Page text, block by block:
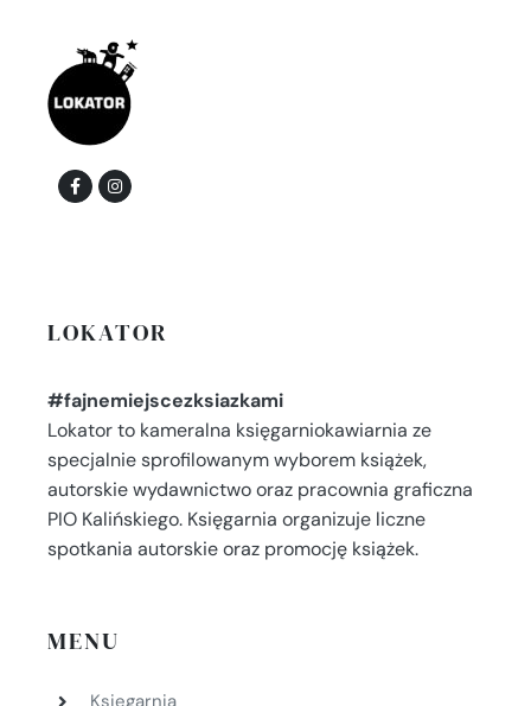
LOKATOR
#fajnemiejscezksiazkami
Lokator to kameralna księgarniokawiarnia ze
specjalnie sprofilowanym wyborem książek,
autorskie wydawnictwo oraz pracownia graficzna
PIO Kalińskiego. Księgarnia organizuje liczne
spotkania autorskie oraz promocję książek.
MENU
Księgarnia